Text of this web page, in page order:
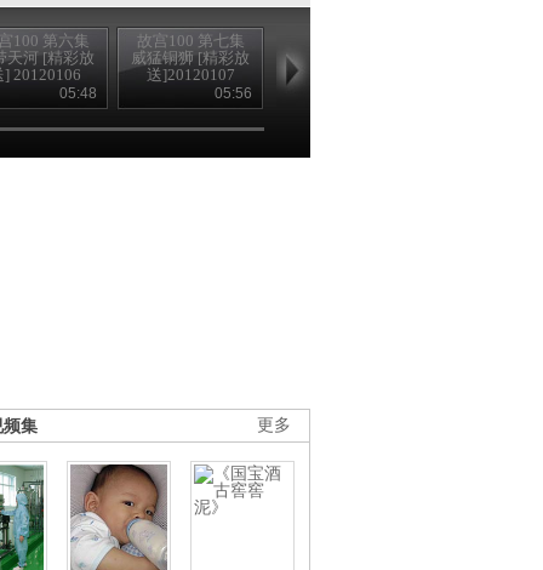
100 第六集
天河 [精彩放
] 20120106
05:48
故宫100 第七集
威猛铜狮 [精彩放
送]20120107
05:56
皇帝归宿 [精彩放
送] 20120108
更多
频集